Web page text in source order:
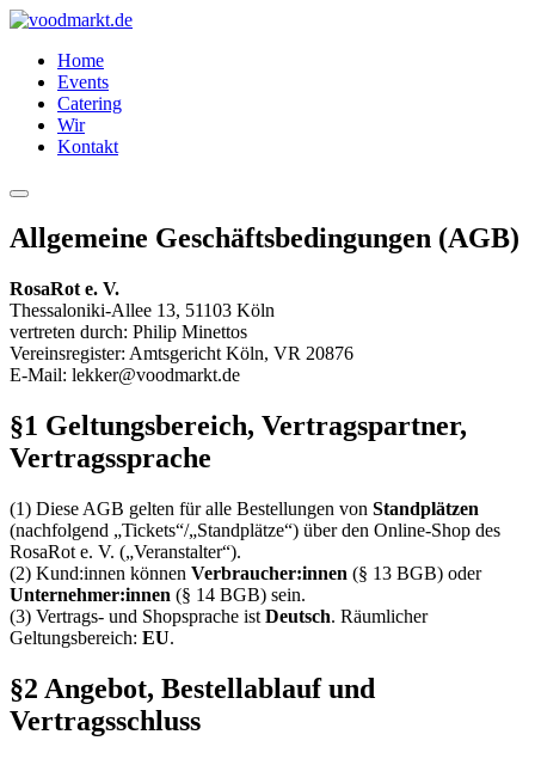
Zum
springenHome
Events
Catering
Wir
Kontakt
Allgemeine Geschäftsbedingungen (AGB)
RosaRot e. V.
Thessaloniki-Allee 13, 51103 Köln
vertreten durch: Philip Minettos
Vereinsregister: Amtsgericht Köln, VR 20876
E-Mail: lekker@voodmarkt.de
§1 Geltungsbereich, Vertragspartner,
Vertragssprache
(1) Diese AGB gelten für alle Bestellungen von Standplätzen
(nachfolgend „Tickets“/„Standplätze“) über den Online-Shop des
RosaRot e. V. („Veranstalter“).
(2) Kund:innen können Verbraucher:innen (§ 13 BGB) oder
Unternehmer:innen (§ 14 BGB) sein.
(3) Vertrags- und Shopsprache ist Deutsch. Räumlicher
Geltungsbereich: EU.
§2 Angebot, Bestellablauf und
Vertragsschluss